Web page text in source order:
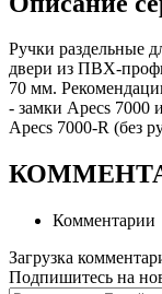
Ручки раздельные
двери из ПВХ-
70 мм.
- замки Apecs 7000
Apecs 7000-R (без
Комментарии
Загрузка
Подпишитесь на